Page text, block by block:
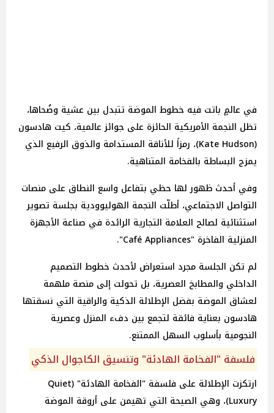
في عالمٍ باتت فيه خطوط الموضة تتبدل بين عشية وضُحاها،
تظل النجمة الأمريكية الحائزة على جوائز عالمية، كيت هادسون
(Kate Hudson)، رمزاً للأناقة المستدامة والذوق الرفيع الذي
يمزج البساطة بالفخامة المتناهية.
وفي أحدث ظهور لها حظي بتفاعل واسع النطاق على منصات
التواصل الاجتماعي، أطلّت النجمة الهوليوودية بجلسة تصوير
استثنائية لصالح العلامة التجارية الرائدة في صناعة الأجهزة
المنزلية الفاخرة "Café Appliances".
لم تكن الجلسة مجرد استعراض لأحدث خطوط التصميم
الداخلي والمطابخ العصرية، بل تحولت إلى منصة ملهمة
لعشاق الموضة بفضل الإطلالة الذكية والراقية التي نسقتها
هادسون بعناية فائقة لتجمع بين دفء المنزل وعصرية
النجومية بأسلوب السهل الممتنع.
فلسفة "الفخامة الهادئة" وتنسيق الكاجوال الذكي
ارتكزت الإطلالة على فلسفة "الفخامة الهادئة" (Quiet
Luxury)، وهي الصيحة التي تهيمن على أروقة الموضة